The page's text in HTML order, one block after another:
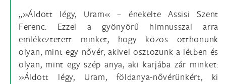
„»Áldott légy, Uram« – énekelte Assisi Szent
Ferenc. Ezzel a gyönyörű himnusszal arra
emlékeztetett minket, hogy közös otthonunk
olyan, mint egy nővér, akivel osztozunk a létben és
olyan, mint egy szép anya, aki karjába zár minket:
»Áldott légy, Uram, földanya-nővérünkért, ki